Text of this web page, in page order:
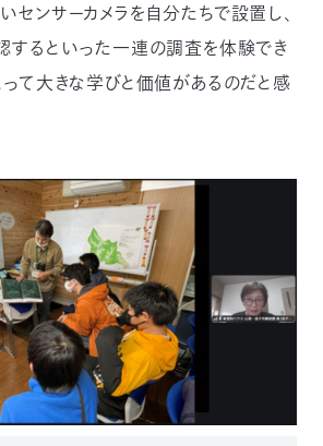
センサーカメラを自分たちで設置し、
するといった一連の調査を体験でき
って大きな学びと価値があるのだと感